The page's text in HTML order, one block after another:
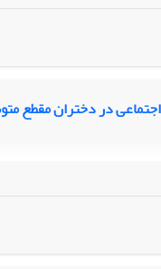
در دختران مقطع